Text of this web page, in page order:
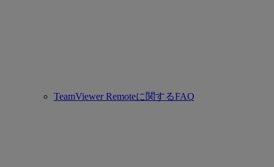
TeamViewer Remoteに関するFAQ